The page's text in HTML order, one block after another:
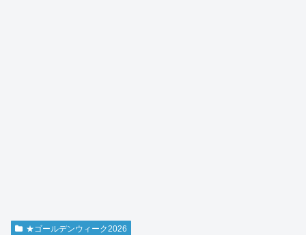
★ゴールデンウィーク2026